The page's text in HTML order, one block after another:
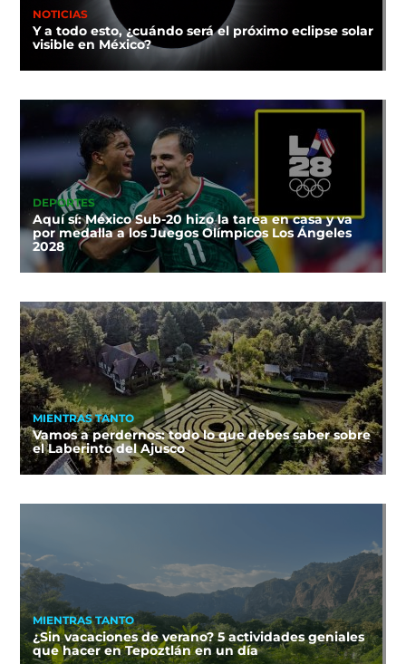
NOTICIAS
Y a todo esto, ¿cuándo será el próximo eclipse solar
visible en México?
DEPORTES
Aquí sí: México Sub-20 hizo la tarea en casa y va
por medalla a los Juegos Olímpicos Los Ángeles
2028
MIENTRAS TANTO
Vamos a perdernos: todo lo que debes saber sobre
el Laberinto del Ajusco
MIENTRAS TANTO
¿Sin vacaciones de verano? 5 actividades geniales
que hacer en Tepoztlán en un día